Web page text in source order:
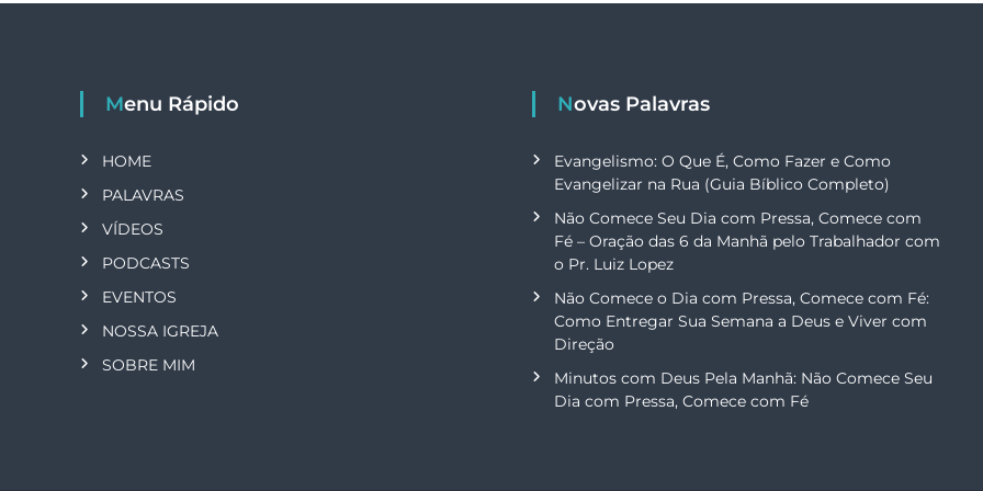
Menu Rápido
HOME
PALAVRAS
VÍDEOS
PODCASTS
EVENTOS
NOSSA IGREJA
SOBRE MIM
Novas Palavras
Evangelismo: O Que É, Como Fazer e Como
Evangelizar na Rua (Guia Bíblico Completo)
Não Comece Seu Dia com Pressa, Comece com
Fé – Oração das 6 da Manhã pelo Trabalhador com
o Pr. Luiz Lopez
Não Comece o Dia com Pressa, Comece com Fé:
Como Entregar Sua Semana a Deus e Viver com
Direção
Minutos com Deus Pela Manhã: Não Comece Seu
Dia com Pressa, Comece com Fé